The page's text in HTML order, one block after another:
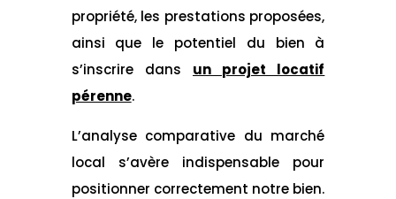
propriété, les prestations proposées,
ainsi que le potentiel du bien à
s’inscrire dans un projet locatif
pérenne.
L’analyse comparative du marché
local s’avère indispensable pour
positionner correctement notre bien.